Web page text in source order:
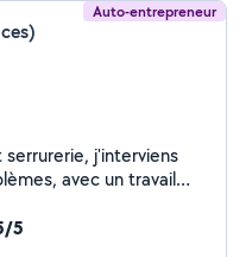
Auto-entrepreneur
j'interviens
avec un travail
5